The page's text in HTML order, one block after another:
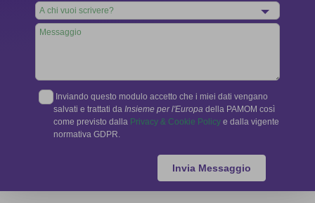
Inviando questo modulo accetto che i miei dati vengano
salvati e trattati da Insieme per l'Europa della PAMOM così
come previsto dalla Privacy & Cookie Policy e dalla vigente
normativa GDPR.
Invia Messaggio